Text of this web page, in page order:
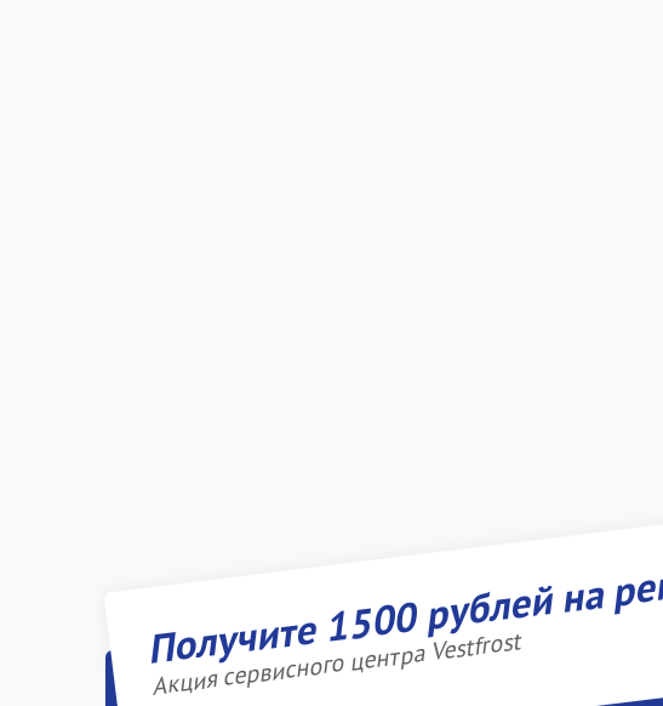
Получите 1500 рублей на
Акция сервисного центра Vestfrost